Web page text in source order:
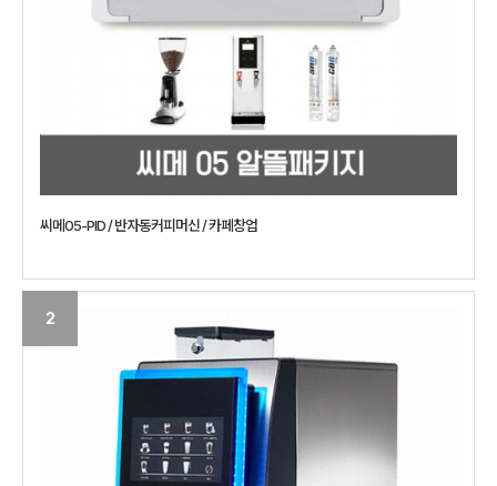
씨메05-PID / 반자동커피머신 / 카페창업
2